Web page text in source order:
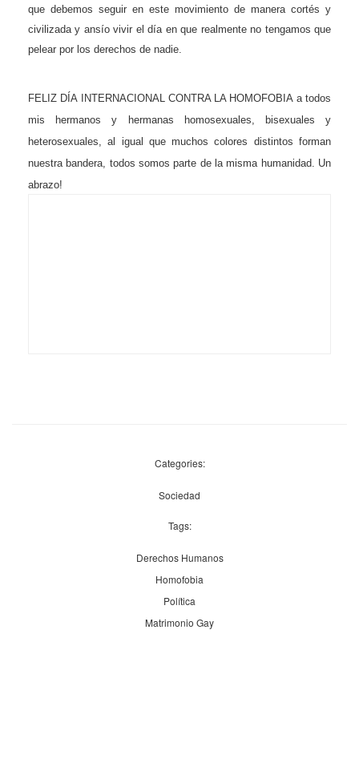
que debemos seguir en este movimiento de manera cortés y
civilizada y ansío vivir el día en que realmente no tengamos que
pelear por los derechos de nadie.
FELIZ DÍA INTERNACIONAL CONTRA LA HOMOFOBIA a todos
mis hermanos y hermanas homosexuales, bisexuales y
heterosexuales, al igual que muchos colores distintos forman
nuestra bandera, todos somos parte de la misma humanidad. Un
abrazo!
Categories:
Sociedad
Tags:
Derechos Humanos
Homofobia
Política
Matrimonio Gay